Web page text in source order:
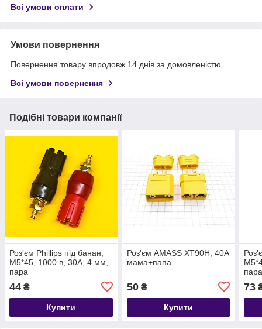
Всі умови оплати
Умови повернення
Повернення товару впродовж 14 днів за домовленістю
Всі умови повернення
Подібні товари компанії
Роз'єм Phillips під банан,
M5*45, 1000 в, 30А, 4 мм,
пара
44 ₴
Купити
Роз'єм AMASS XT90H, 40А
мама+папа
50₴
Купити
73